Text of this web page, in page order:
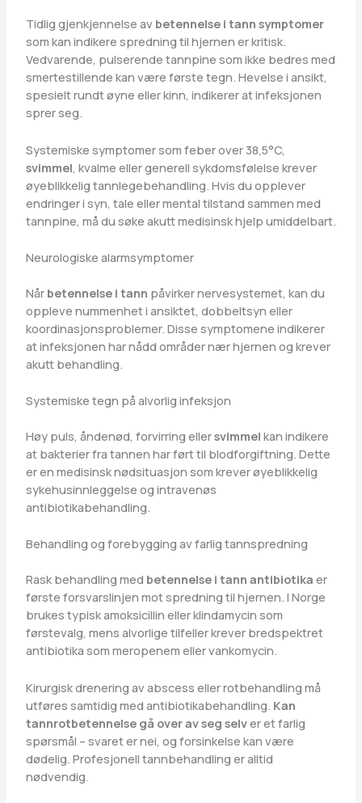
Tidlig gjenkjennelse av betennelse i tann symptomer
som kan indikere spredning til hjernen er kritisk.
Vedvarende, pulserende tannpine som ikke bedres med
smertestillende kan være første tegn. Hevelse i ansikt,
spesielt rundt øyne eller kinn, indikerer at infeksjonen
sprer seg.
Systemiske symptomer som feber over 38,5°C,
svimmel, kvalme eller generell sykdomsfølelse krever
øyeblikkelig tannlegebehandling. Hvis du opplever
endringer i syn, tale eller mental tilstand sammen med
tannpine, må du søke akutt medisinsk hjelp umiddelbart.
Neurologiske alarmsymptomer
Når betennelse i tann påvirker nervesystemet, kan du
oppleve nummenhet i ansiktet, dobbeltsyn eller
koordinasjonsproblemer. Disse symptomene indikerer
at infeksjonen har nådd områder nær hjernen og krever
akutt behandling.
Systemiske tegn på alvorlig infeksjon
Høy puls, åndenød, forvirring ellersvimmel kan indikere
at bakterier fra tannen har ført til blodforgiftning. Dette
er en medisinsk nødsituasjon som krever øyeblikkelig
sykehusinnleggelse og intravenøs
antibiotikabehandling.
Behandling og forebygging av farlig tannspredning
Rask behandling med betennelse i tann antibiotika er
første forsvarslinjen mot spredning til hjernen. I Norge
brukes typisk amoksicillin eller klindamycin som
førstevalg, mens alvorlige tilfeller krever bredspektret
antibiotika som meropenem eller vankomycin.
Kirurgisk drenering av abscess eller rotbehandling må
utføres samtidig med antibiotikabehandling. Kan
tannrotbetennelse gå over av seg selver et farlig
spørsmål – svaret er nei, og forsinkelse kan være
dødelig. Profesjonell tannbehandling er alltid
nødvendig.